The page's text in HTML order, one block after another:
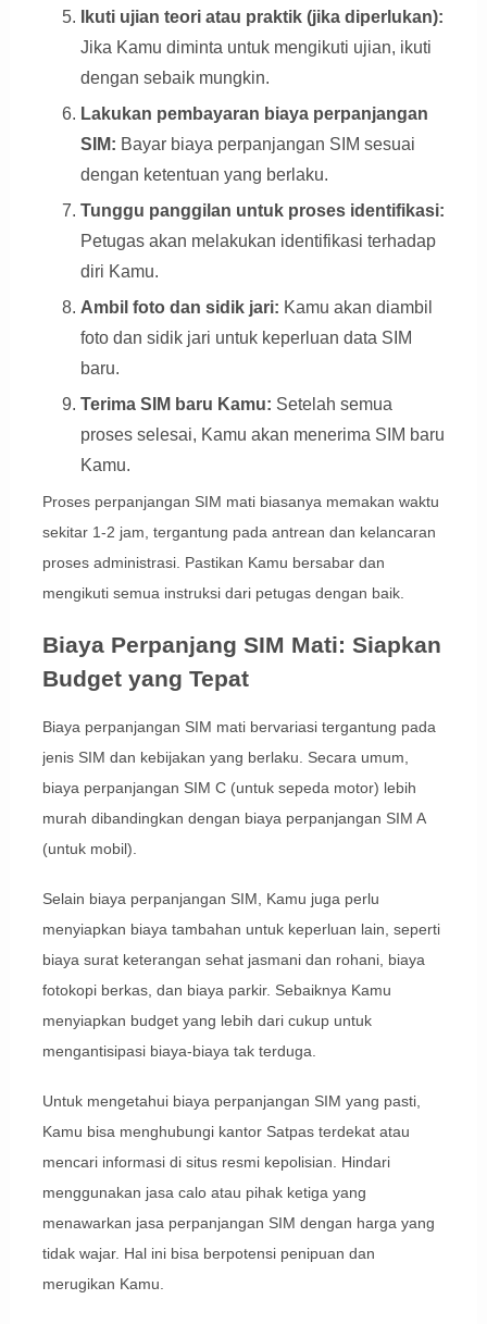
Ikuti ujian teori atau praktik (jika diperlukan):
Jika Kamu diminta untuk mengikuti ujian, ikuti
dengan sebaik mungkin.
Lakukan pembayaran biaya perpanjangan
SIM: Bayar biaya perpanjangan SIM sesuai
dengan ketentuan yang berlaku.
Tunggu panggilan untuk proses identifikasi:
Petugas akan melakukan identifikasi terhadap
diri Kamu.
Ambil foto dan sidik jari: Kamu akan diambil
foto dan sidik jari untuk keperluan data SIM
baru.
Terima SIM baru Kamu: Setelah semua
proses selesai, Kamu akan menerima SIM baru
Kamu.
Proses perpanjangan SIM mati biasanya memakan waktu
sekitar 1-2 jam, tergantung pada antrean dan kelancaran
proses administrasi. Pastikan Kamu bersabar dan
mengikuti semua instruksi dari petugas dengan baik.
Biaya Perpanjang SIM Mati: Siapkan
Budget yang Tepat
Biaya perpanjangan SIM mati bervariasi tergantung pada
jenis SIM dan kebijakan yang berlaku. Secara umum,
biaya perpanjangan SIM C (untuk sepeda motor) lebih
murah dibandingkan dengan biaya perpanjangan SIM A
(untuk mobil).
Selain biaya perpanjangan SIM, Kamu juga perlu
menyiapkan biaya tambahan untuk keperluan lain, seperti
biaya surat keterangan sehat jasmani dan rohani, biaya
fotokopi berkas, dan biaya parkir. Sebaiknya Kamu
menyiapkan budget yang lebih dari cukup untuk
mengantisipasi biaya-biaya tak terduga.
Untuk mengetahui biaya perpanjangan SIM yang pasti,
Kamu bisa menghubungi kantor Satpas terdekat atau
mencari informasi di situs resmi kepolisian. Hindari
menggunakan jasa calo atau pihak ketiga yang
menawarkan jasa perpanjangan SIM dengan harga yang
tidak wajar. Hal ini bisa berpotensi penipuan dan
merugikan Kamu.